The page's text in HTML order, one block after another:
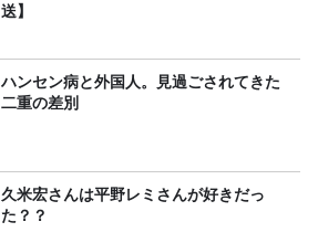
送】
ハンセン病と外国人。見過ごされてきた
二重の差別
久米宏さんは平野レミさんが好きだっ
た？？